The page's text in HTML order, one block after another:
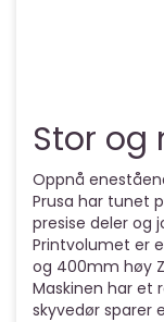
Stor og
Oppnå
Prusa har tunet
presise deler og
Printvolumet er
og 400mm høy
Maskinen har et
skyvedør sparer